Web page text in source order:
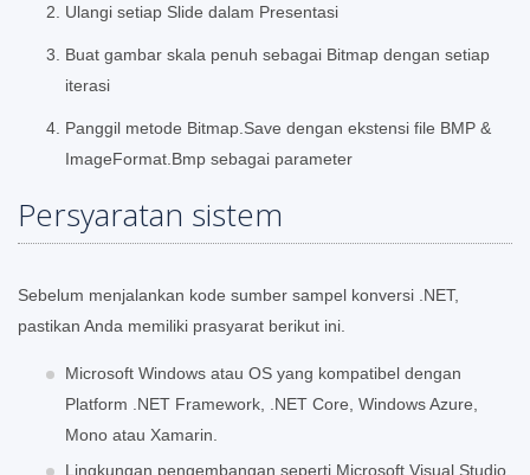
Ulangi setiap Slide dalam Presentasi
Buat gambar skala penuh sebagai Bitmap dengan setiap
iterasi
Panggil metode Bitmap.Save dengan ekstensi file BMP &
ImageFormat.Bmp sebagai parameter
Persyaratan sistem
Sebelum menjalankan kode sumber sampel konversi .NET,
pastikan Anda memiliki prasyarat berikut ini.
Microsoft Windows atau OS yang kompatibel dengan
Platform .NET Framework, .NET Core, Windows Azure,
Mono atau Xamarin.
Lingkungan pengembangan seperti Microsoft Visual Studio.